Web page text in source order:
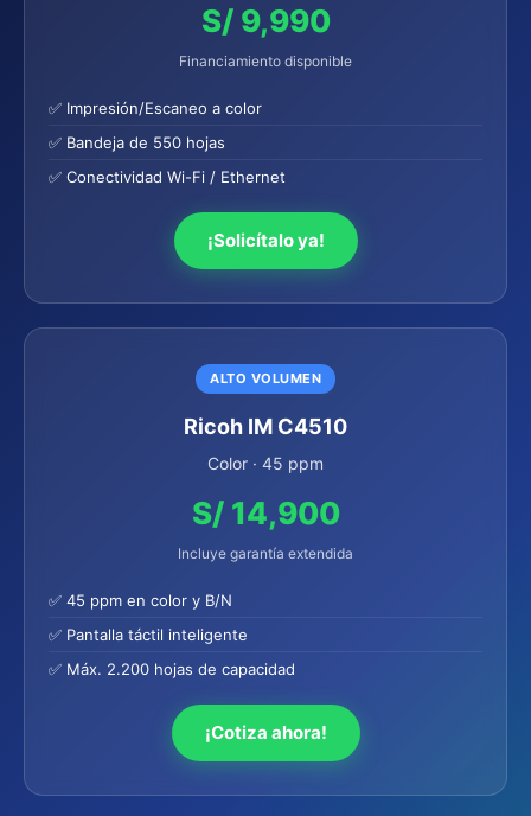
S/ 9,990
Financiamiento disponible
✅ Impresión/Escaneo a color
✅ Bandeja de 550 hojas
✅ Conectividad Wi-Fi / Ethernet
¡Solicítalo ya!
ALTO VOLUMEN
Ricoh IM C4510
Color · 45 ppm
S/ 14,900
Incluye garantía extendida
✅ 45 ppm en color y B/N
✅ Pantalla táctil inteligente
✅ Máx. 2.200 hojas de capacidad
¡Cotiza ahora!